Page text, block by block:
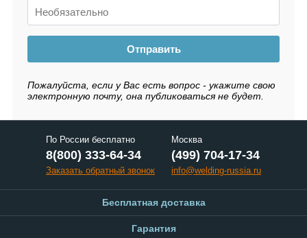
Отправить
Пожалуйста, если у Вас есть вопрос - укажите свою
электронную почту, она публиковаться не будет.
По России бесплатно
8(800) 333-64-34
Заказать обратный звонок
Москва
(499) 704-17-34
info@welding-russia.ru
Бесплатная доставка
Гарантия